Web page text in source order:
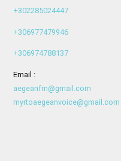
+302285024447
+306977479946
+306974788137
Email :
aegeanfm@gmail.com
myrtoaegeanvoice@gmail.com